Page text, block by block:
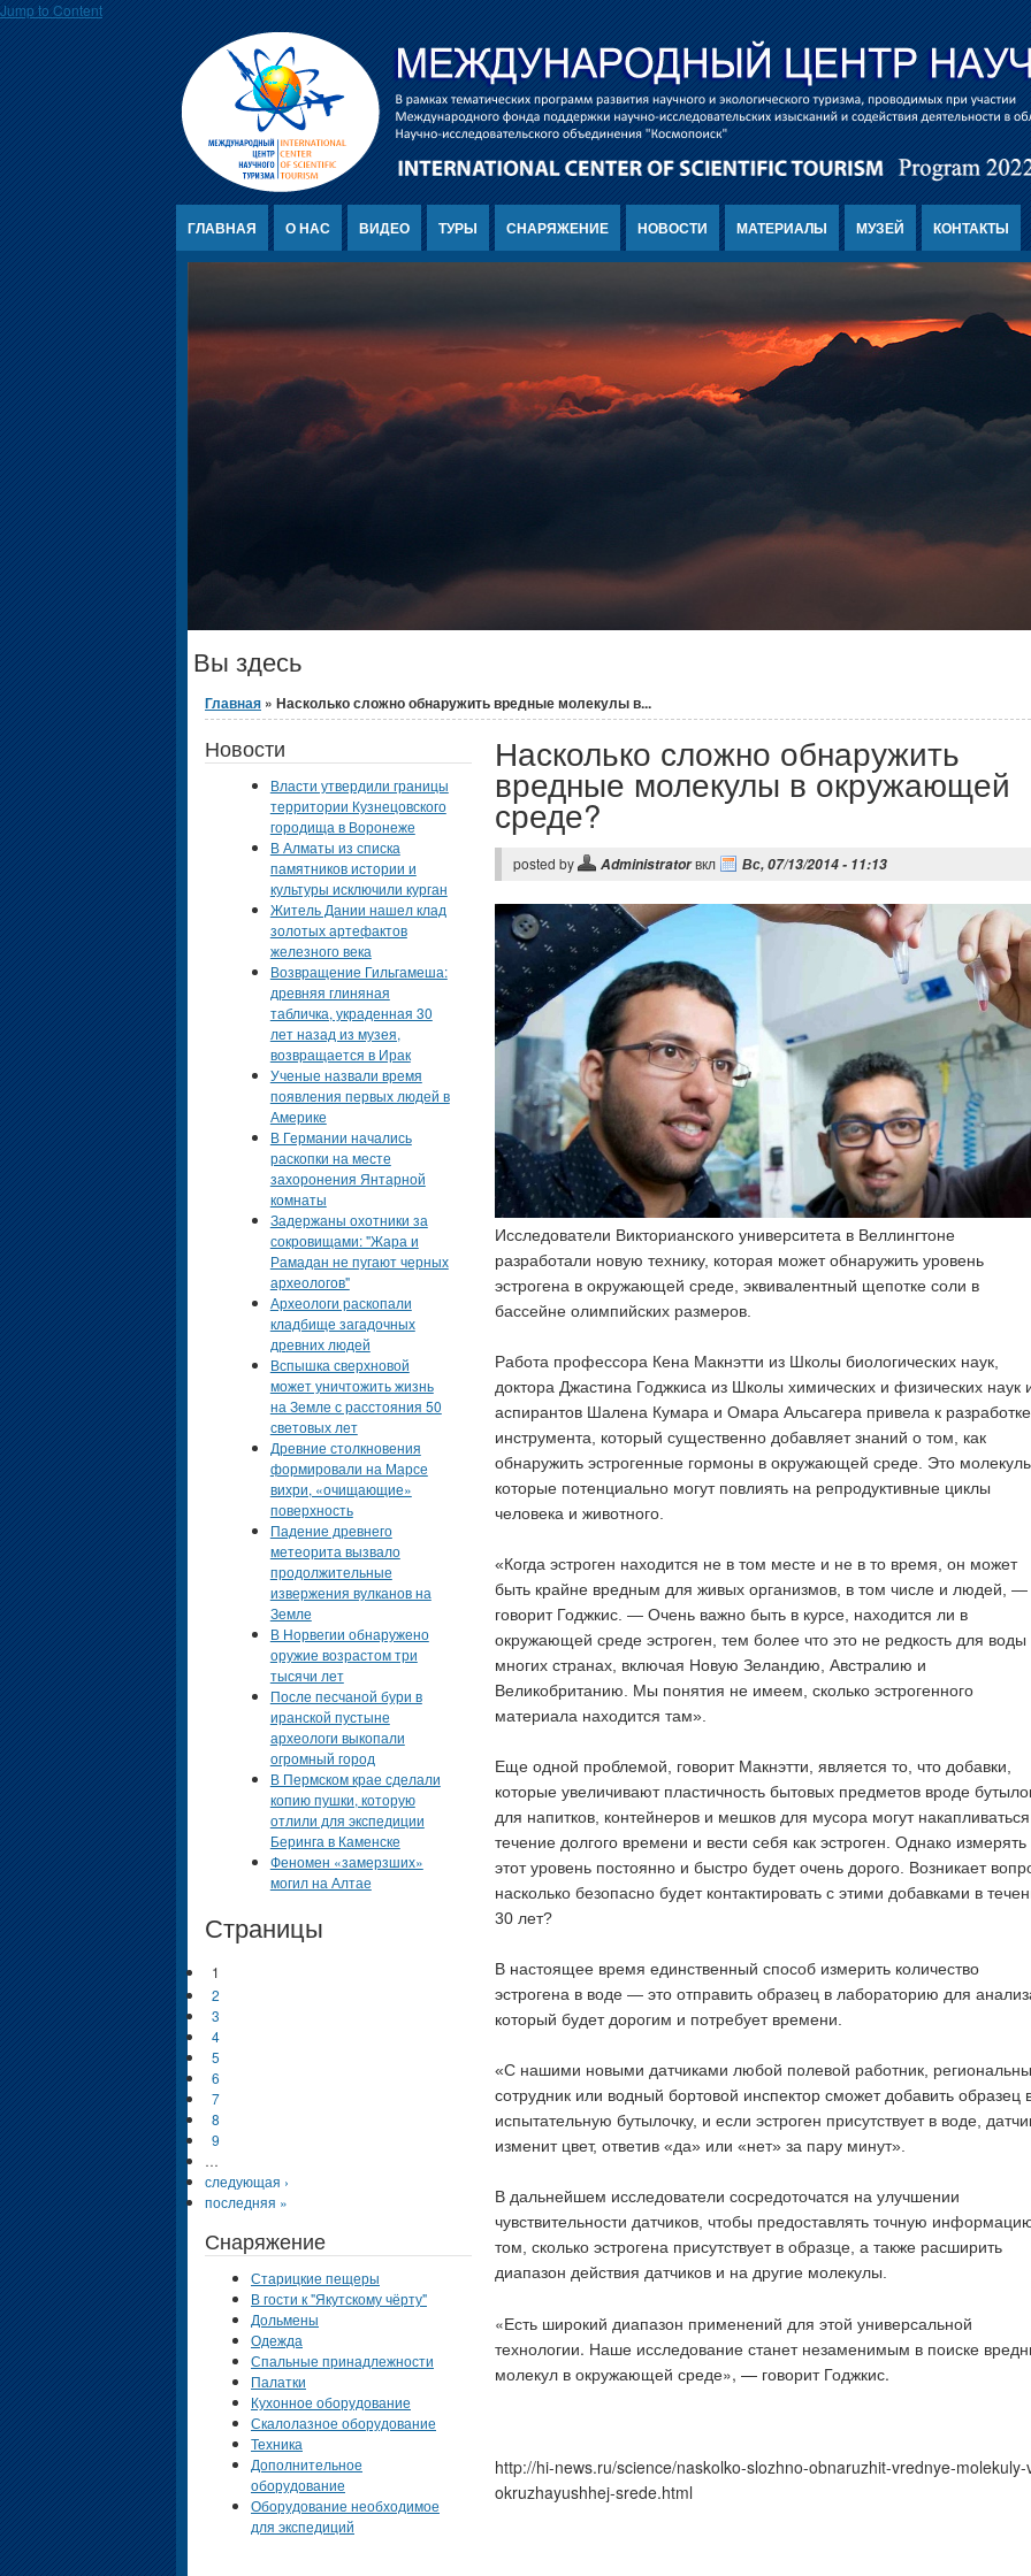
Jump to Content
ГЛАВНАЯ О НАС ВИДЕО ТУРЫ СНАРЯЖЕНИЕ НОВОСТИ МАТЕРИАЛЫ МУЗЕЙ КОНТАКТЫ
Вы здесь
Главная » Насколько сложно обнаружить вредные молекулы в...
Насколько сложно обнаружить
вредные молекулы в окружающей
среде?
posted by Administratorвкл Вс, 07/13/2014 - 11:13
Исследователи Викторианского университета в Веллингтоне
разработали новую технику, которая может обнаружить уровень
эстрогена в окружающей среде, эквивалентный щепотке соли в
бассейне олимпийских размеров.
Работа профессора Кена Макнэтти из Школы биологических наук,
доктора Джастина Годжкиса из Школы химических и физических наук
аспирантов Шалена Кумара и Омара Альсагера привела к разработке
инструмента, который существенно добавляет знаний о том, как
обнаружить эстрогенные гормоны в окружающей среде. Это
которые потенциально могут повлиять на репродуктивные циклы
человека и животного.
«Когда эстроген находится не в том месте и не в то время, он может
быть крайне вредным для живых организмов, в том числе и людей, —
говорит Годжкис. — Очень важно быть в курсе, находится ли в
окружающей среде эстроген, тем более что это не редкость для воды
многих странах, включая Новую Зеландию, Австралию и
Великобританию. Мы понятия не имеем, сколько эстрогенного
материала находится там».
Еще одной проблемой, говорит Макнэтти, является то, что добавки,
которые увеличивают пластичность бытовых предметов вроде
для напитков, контейнеров и мешков для мусора могут
течение долгого времени и вести себя как эстроген. Однако измерять
этот уровень постоянно и быстро будет очень дорого. Возникает
насколько безопасно будет контактировать с этими добавками в
30 лет?
В настоящее время единственный способ измерить количество
эстрогена в воде — это отправить образец в лабораторию для
который будет дорогим и потребует времени.
«С нашими новыми датчиками любой полевой работник,
сотрудник или водный бортовой инспектор сможет добавить образец
испытательную бутылочку, и если эстроген присутствует в воде,
изменит цвет, ответив «да» или «нет» за пару минут».
В дальнейшем исследователи сосредоточатся на улучшении
чувствительности датчиков, чтобы предоставлять точную
том, сколько эстрогена присутствует в образце, а также расширить
диапазон действия датчиков и на другие молекулы.
«Есть широкий диапазон применений для этой универсальной
технологии. Наше исследование станет незаменимым в поиске
молекул в окружающей среде», — говорит Годжкис.
http://hi-news.ru/science/naskolko-slozhno-obnaruzhit-vrednye-molekuly-
okruzhayushhej-srede.html
Новости
Власти утвердили границы
территории Кузнецовского
городища в Воронеже
В Алматы из списка
памятников истории и
культуры исключили курган
Житель Дании нашел клад
золотых артефактов
железного века
Возвращение Гильгамеша:
древняя глиняная
табличка, украденная 30
лет назад из музея,
возвращается в Ирак
Ученые назвали время
появления первых людей в
Америке
В Германии начались
раскопки на месте
захоронения Янтарной
комнаты
Задержаны охотники за
сокровищами: "Жара и
Рамадан не пугают черных
археологов"
Археологи раскопали
кладбище загадочных
древних людей
Вспышка сверхновой
может уничтожить жизнь
на Земле с расстояния 50
световых лет
Древние столкновения
формировали на Марсе
вихри, «очищающие»
поверхность
Падение древнего
метеорита вызвало
продолжительные
извержения вулканов на
Земле
В Норвегии обнаружено
оружие возрастом три
тысячи лет
После песчаной бури в
иранской пустыне
археологи выкопали
огромный город
В Пермском крае сделали
копию пушки, которую
отлили для экспедиции
Беринга в Каменске
Феномен «замерзших»
могил на Алтае
Страницы
1
2
3
4
5
6
7
8
9
…
следующая ›
последняя »
Снаряжение
Старицкие пещеры
В гости к "Якутскому чёрту"
Дольмены
Одежда
Спальные принадлежности
Палатки
Кухонное оборудование
Скалолазное оборудование
Техника
Дополнительное
оборудование
Оборудование необходимое
для экспедиций